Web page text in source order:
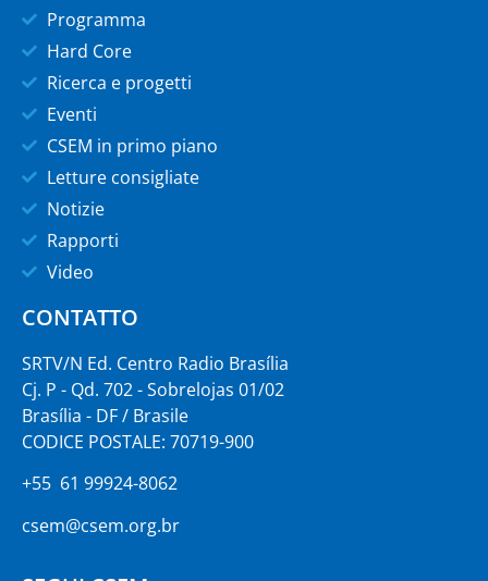
Programma
Hard Core
Ricerca e progetti
Eventi
CSEM in primo piano
Letture consigliate
Notizie
Rapporti
Video
CONTATTO
SRTV/N Ed. Centro Radio Brasília
Cj. P - Qd. 702 - Sobrelojas 01/02
Brasília - DF / Brasile
CODICE POSTALE: 70719-900
+55 61 99924-8062
csem@csem.org.br